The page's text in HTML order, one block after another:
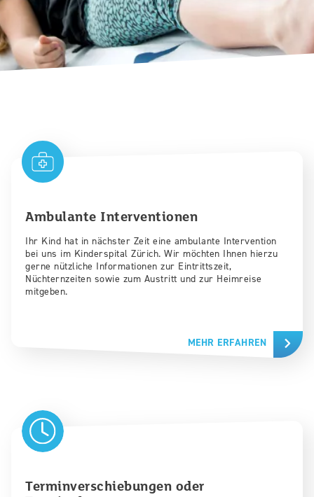
Ambulante Interventionen
Ihr Kind hat in nächster Zeit eine ambulante Intervention
bei uns im Kinderspital Zürich. Wir möchten Ihnen hierzu
gerne nützliche Informationen zur Eintrittszeit,
Nüchternzeiten sowie zum Austritt und zur Heimreise
mitgeben.
MEHR ERFAHREN
Terminverschiebungen oder